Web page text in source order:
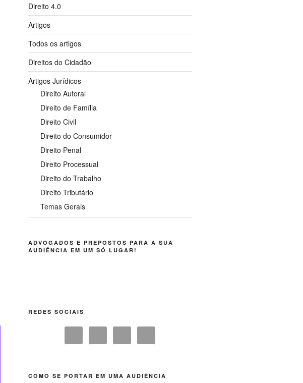
Direito 4.0
Artigos
Todos os artigos
Direitos do Cidadão
Artigos Jurídicos
Direito Autoral
Direito de Família
Direito Civil
Direito do Consumidor
Direito Penal
Direito Processual
Direito do Trabalho
Direito Tributário
Temas Gerais
ADVOGADOS E PREPOSTOS PARA A SUA
AUDIÊNCIA EM UM SÓ LUGAR!
REDES SOCIAIS
COMO SE PORTAR EM UMA AUDIÊNCIA